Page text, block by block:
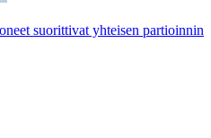
suorittivat yhteisen partioinnin